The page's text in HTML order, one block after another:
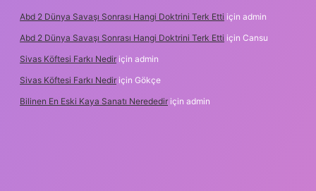
Abd 2 Dünya Savaşı Sonrası Hangi Doktrini Terk Etti için admin
Abd 2 Dünya Savaşı Sonrası Hangi Doktrini Terk Etti için Cansu
Sivas Köftesi Farkı Nedir için admin
Sivas Köftesi Farkı Nedir için Gökçe
Bilinen En Eski Kaya Sanatı Nerededir için admin